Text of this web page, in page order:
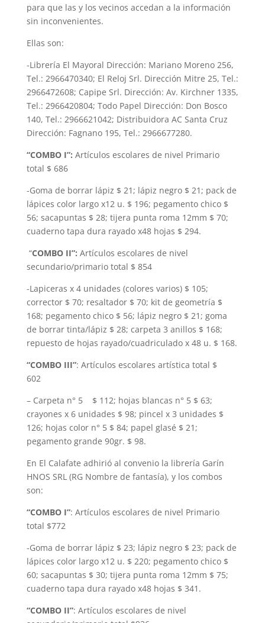
para que las y los vecinos accedan a la información
sin inconvenientes.
Ellas son:
-Librería El Mayoral Dirección: Mariano Moreno 256,
Tel.: 2966470340; El Reloj Srl. Dirección Mitre 25, Tel.:
2966472608; Capipe Srl. Dirección: Av. Kirchner 1335,
Tel.: 2966420804; Todo Papel Dirección: Don Bosco
140, Tel.: 2966621042; Distribuidora AC Santa Cruz
Dirección: Fagnano 195, Tel.: 2966677280.
“COMBO I”: Artículos escolares de nivel Primario
total $ 686
-Goma de borrar lápiz $ 21; lápiz negro $ 21; pack de
lápices color largo x12 u. $ 196; pegamento chico $
56; sacapuntas $ 28; tijera punta roma 12mm $ 70;
cuaderno tapa dura rayado x48 hojas $ 294.
“COMBO II”: Artículos escolares de nivel
secundario/primario total $ 854
-Lapiceras x 4 unidades (colores varios) $ 105;
corrector $ 70; resaltador $ 70; kit de geometría $
168; pegamento chico $ 56; lápiz negro $ 21; goma
de borrar tinta/lápiz $ 28; carpeta 3 anillos $ 168;
repuesto de hojas rayado/cuadriculado x 48 u. $ 168.
“COMBO III”: Artículos escolares artística total $
602
– Carpeta n° 5 $ 112; hojas blancas n° 5 $ 63;
crayones x 6 unidades $ 98; pincel x 3 unidades $
126; hojas color n° 5 $ 84; papel glasé $ 21;
pegamento grande 90gr. $ 98.
En El Calafate adhirió al convenio la librería Garín
HNOS SRL (RG Nombre de fantasía), y los combos
son:
“COMBO I”: Artículos escolares de nivel Primario
total $772
-Goma de borrar lápiz $ 23; lápiz negro $ 23; pack de
lápices color largo x12 u. $ 220; pegamento chico $
60; sacapuntas $ 30; tijera punta roma 12mm $ 75;
cuaderno tapa dura rayado x48 hojas $ 341.
“COMBO II”: Artículos escolares de nivel